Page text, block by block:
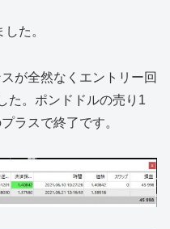
た。
が全然なくエントリー回
た。ポンドドルの売り1
ラスで終了です。